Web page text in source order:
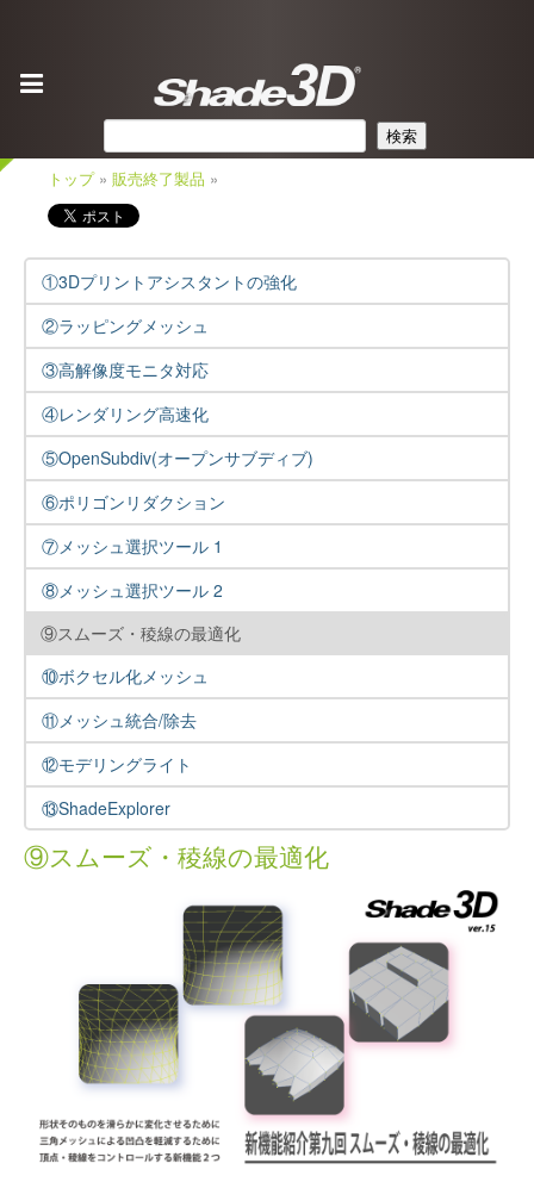
検索
トップ» 販売終了製品 »
①3Dプリントアシスタントの強化
②ラッピングメッシュ
③高解像度モニタ対応
④レンダリング高速化
⑤OpenSubdiv(オープンサブディブ)
⑥ポリゴンリダクション
⑦メッシュ選択ツール 1
⑧メッシュ選択ツール 2
⑨スムーズ・稜線の最適化
⑩ボクセル化メッシュ
⑪メッシュ統合/除去
⑫モデリングライト
⑬ShadeExplorer
⑨スムーズ・稜線の最適化